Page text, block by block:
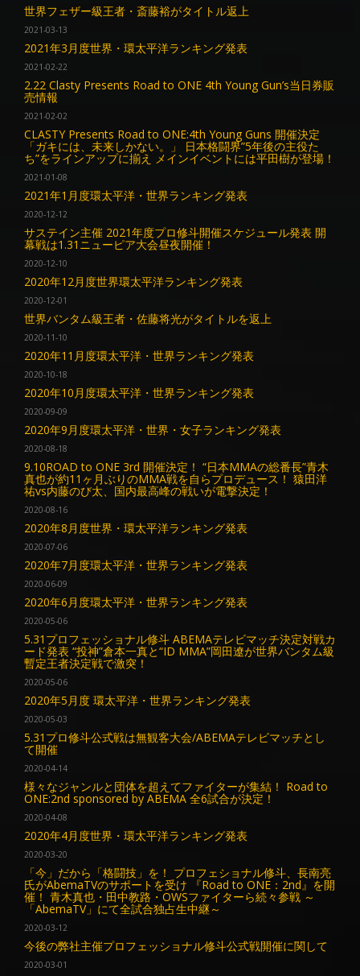
世界フェザー級王者・斎藤裕がタイトル返上
2021-03-13
2021年3月度世界・環太平洋ランキング発表
2021-02-22
2.22 Clasty Presents Road to ONE 4th Young Gun’s当日券販
売情報
2021-02-02
CLASTY Presents Road to ONE:4th Young Guns 開催決定
「ガキには、未来しかない。」 日本格闘界”5年後の主役た
ち”をラインアップに揃え メインイベントには平田樹が登場！
2021-01-08
2021年1月度環太平洋・世界ランキング発表
2020-12-12
サステイン主催 2021年度プロ修斗開催スケジュール発表 開
幕戦は1.31ニューピア大会昼夜開催！
2020-12-10
2020年12月度世界環太平洋ランキング発表
2020-12-01
世界バンタム級王者・佐藤将光がタイトルを返上
2020-11-10
2020年11月度環太平洋・世界ランキング発表
2020-10-18
2020年10月度環太平洋・世界ランキング発表
2020-09-09
2020年9月度環太平洋・世界・女子ランキング発表
2020-08-18
9.10ROAD to ONE 3rd 開催決定！ “日本MMAの総番長”青木
真也が約11ヶ月ぶりのMMA戦を自らプロデュース！ 猿田洋
祐vs内藤のび太、国内最高峰の戦いが電撃決定！
2020-08-16
2020年8月度世界・環太平洋ランキング発表
2020-07-06
2020年7月度環太平洋・世界ランキング発表
2020-06-09
2020年6月度環太平洋・世界ランキング発表
2020-05-06
5.31プロフェッショナル修斗 ABEMAテレビマッチ決定対戦カ
ード発表 “投神”倉本一真と“ID MMA”岡田遼が世界バンタム級
暫定王者決定戦で激突！
2020-05-06
2020年5月度 環太平洋・世界ランキング発表
2020-05-03
5.31プロ修斗公式戦は無観客大会/ABEMAテレビマッチとし
て開催
2020-04-14
様々なジャンルと団体を超えてファイターが集結！ Road to
ONE:2nd sponsored by ABEMA 全6試合が決定！
2020-04-08
2020年4月度世界・環太平洋ランキング発表
2020-03-20
「今」だから「格闘技」を！ プロフェショナル修斗、長南亮
氏がAbemaTVのサポートを受け 『Road to ONE：2nd』を開
催！ 青木真也・田中教路・OWSファイターら続々参戦 ～
「AbemaTV」にて全試合独占生中継～
2020-03-12
今後の弊社主催プロフェッショナル修斗公式戦開催に関して
2020-03-01